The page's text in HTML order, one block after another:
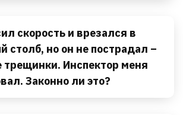
скорость и врезался в
столб, но он не пострадал –
трещинки. Инспектор меня
Законно ли это?